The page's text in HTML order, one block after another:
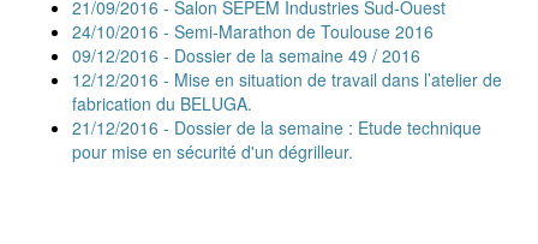
21/09/2016 - Salon SEPEM Industries Sud-Ouest
24/10/2016 - Semi-Marathon de Toulouse 2016
09/12/2016 - Dossier de la semaine 49 / 2016
12/12/2016 - Mise en situation de travail dans l’atelier de
fabrication du BELUGA.
21/12/2016 - Dossier de la semaine : Etude technique
pour mise en sécurité d'un dégrilleur.